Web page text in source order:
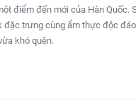
điểm đến mới của Hàn Quốc.
đặc trưng cùng ẩm thực độc
khó quên.